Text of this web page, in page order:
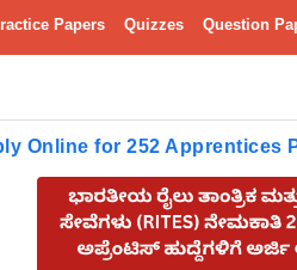
Papers Quizzes Question
Online for 252 Apprentices